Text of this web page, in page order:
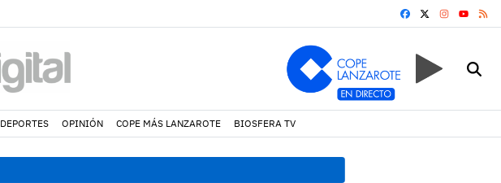
FACEBOOK
YOUTUBE
DEPORTES OPINIÓN COPE MÁS LANZAROTE BIOSFERA TV